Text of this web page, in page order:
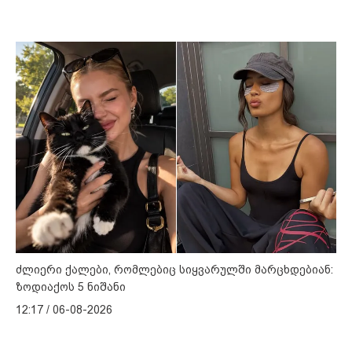
ძლიერი ქალები, რომლებიც სიყვარულში მარცხდებიან:
ზოდიაქოს 5 ნიშანი
12:17 / 06-08-2026